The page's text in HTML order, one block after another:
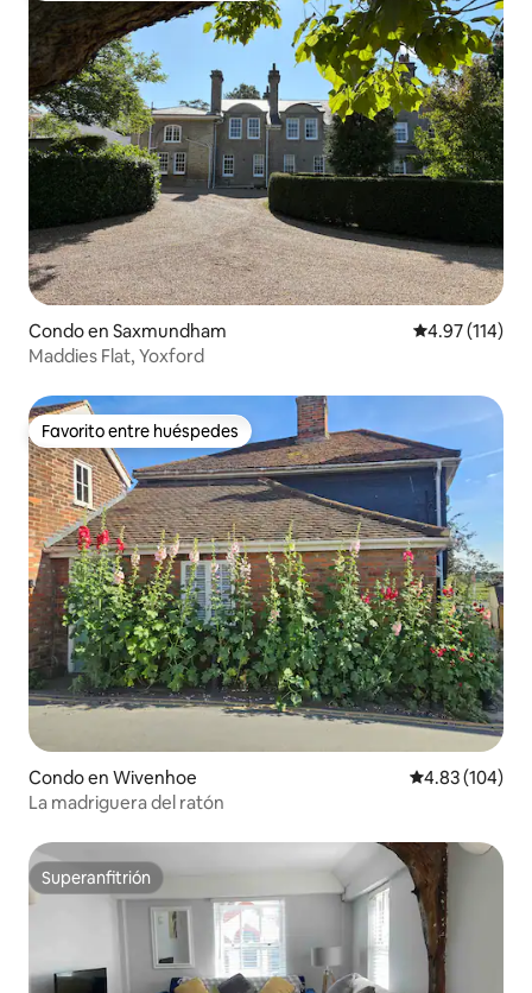
Condo en Saxmundham Calificación
4.97 (114)
Maddies Flat, Yoxford
Favorito entre huéspedes
Favorito entre huéspedes
Condo en Wivenhoe Calificación
4.83 (104)
La madriguera del ratón
Superanfitrión
Superanfitrión